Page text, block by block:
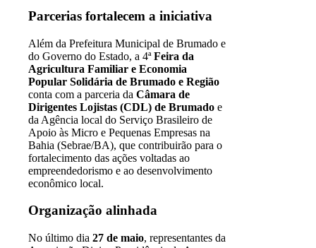
Parcerias fortalecem a iniciativa
Além da Prefeitura Municipal de Brumado e
do Governo do Estado, a 4ªFeira da
Agricultura Familiar e Economia
Popular Solidária de Brumado e Região
conta com a parceria da Câmara de
Dirigentes Lojistas (CDL) de Brumado e
da Agência local do Serviço Brasileiro de
Apoio às Micro e Pequenas Empresas na
Bahia (Sebrae/BA), que contribuirão para o
fortalecimento das ações voltadas ao
empreendedorismo e ao desenvolvimento
econômico local.
Organização alinhada
No último dia 27 de maio, representantes da